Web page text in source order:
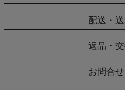
配送・
返品・
お問合